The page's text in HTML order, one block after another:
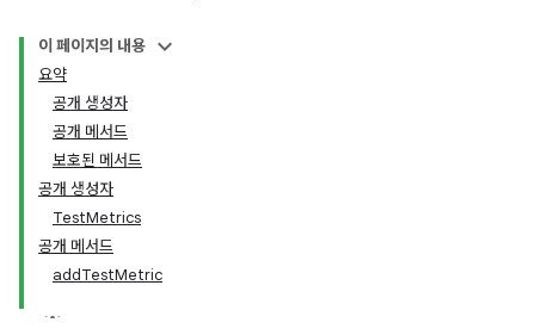
이 페이지의 내용
요약
공개 생성자
공개 메서드
보호된 메서드
공개 생성자
TestMetrics
공개 메서드
addTestMetric